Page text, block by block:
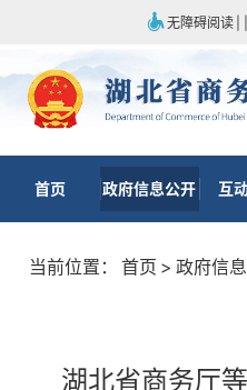
无障碍阅读
首页 政府信息公开 互
当前位置： 首页 > 政府信
湖北省商务厅